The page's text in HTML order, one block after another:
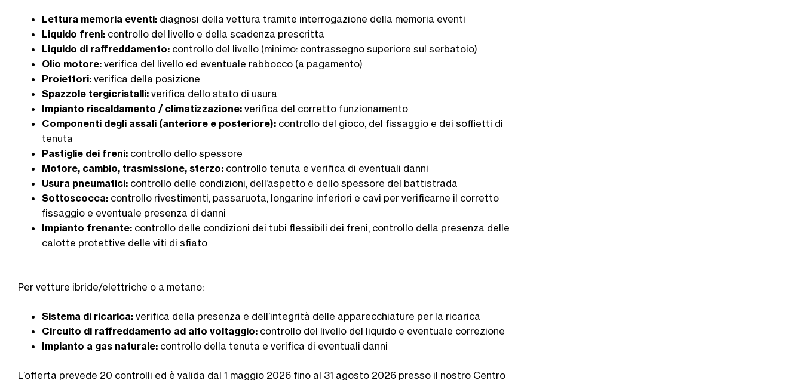
Lettura memoria eventi: diagnosi della vettura tramite interrogazione della memoria eventi
Liquido freni: controllo del livello e della scadenza prescritta
Liquido di raffreddamento: controllo del livello (minimo: contrassegno superiore sul serbatoio)
Olio motore: verifica del livello ed eventuale rabbocco (a pagamento)
Proiettori: verifica della posizione
Spazzole tergicristalli: verifica dello stato di usura
Impianto riscaldamento / climatizzazione: verifica del corretto funzionamento
Componenti degli assali (anteriore e posteriore): controllo del gioco, del fissaggio e dei soffietti di
tenuta
Pastiglie dei freni: controllo dello spessore
Motore, cambio, trasmissione, sterzo: controllo tenuta e verifica di eventuali danni
Usura pneumatici: controllo delle condizioni, dell’aspetto e dello spessore del battistrada
Sottoscocca: controllo rivestimenti, passaruota, longarine inferiori e cavi per verificarne il corretto
fissaggio e eventuale presenza di danni
Impianto frenante: controllo delle condizioni dei tubi flessibili dei freni, controllo della presenza delle
calotte protettive delle viti di sfiato
Per vetture ibride/elettriche o a metano:
Sistema di ricarica: verifica della presenza e dell’integrità delle apparecchiature per la ricarica
Circuito di raffreddamento ad alto voltaggio: controllo del livello del liquido e eventuale correzione
Impianto a gas naturale: controllo della tenuta e verifica di eventuali danni
L’offerta prevede 20 controlli ed è valida dal 1 maggio 2026 fino al 31 agosto 2026 presso il nostro Centro